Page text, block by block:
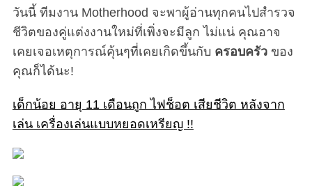
วันนี้ ทีมงาน Motherhood จะพาผู้อ่านทุกคนไปสำรวจ
ชีวิตของคู่แต่งงานใหม่ที่เพิ่งจะมีลูก ไม่แน่ คุณอาจ
เคยเจอเหตุการณ์คุ้นๆที่เคยเกิดขึ้นกับ ครอบครัวของ
คุณก็ได้นะ!
เด็กน้อย อายุ 11 เดือนถูก ไฟช็อต เสียชีวิต หลังจาก
เล่น เครื่องเล่นแบบหยอดเหรียญ !!